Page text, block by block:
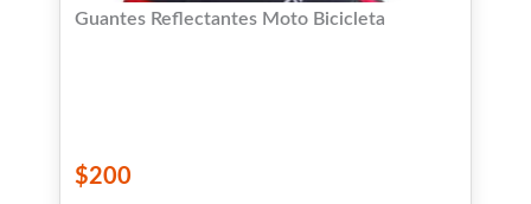
Guantes Reflectantes Moto Bicicleta
$200